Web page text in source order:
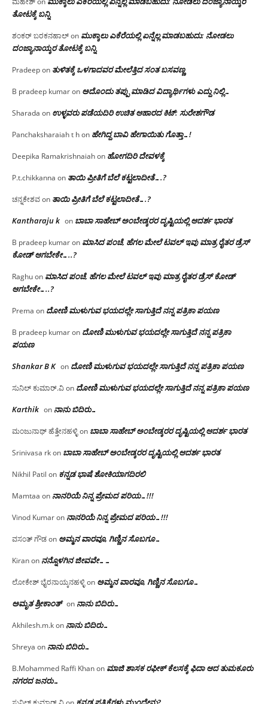
ತೋಟಕ್ಕೆ ಬನ್ನಿ
ಶಂಕರ್ ಬರಕನಹಾಲ್on ಮುಕ್ಕಾಲು ಎಕೆರೆಯಲ್ಲಿ ಏನ್ನೆಲ್ಲ‌ ಮಾಡಬಹುದು: ನೋಡಲು
ದಂಜ್ಯಾನಾಯ್ಕರ ತೋಟಕ್ಕೆ ಬನ್ನಿ
Pradeepon ತುಳಿತಕ್ಕೆ ಒಳಗಾದವರ ಮೇಲೆತ್ತಿದ ಸಂತ ಬಸವಣ್ಣ
B pradeep kumaron ಅದೊಂದು ತಪ್ಪು ಮಾಡಿದ ವಿದ್ಯಾರ್ಥಿಗಳು ಎದ್ದು ನಿಲ್ಲಿ…
Sharada on ಉಳ್ಳವರು ಪಡೆಯದಿರಿ ಉಚಿತ ಆಹಾರದ ಕಿಟ್: ಸುರೇಶಗೌಡ
Panchaksharaiah t hon ಹೇಗಿದ್ದ ಬಾವಿ ಹೇಗಾಯಿತು ಗೊತ್ತಾ…!
Deepika Ramakrishnaiahon ಹೋಗದಿರಿ ದೇವಳಕ್ಕೆ
P.t.chikkanna on ತಾಯಿ ಪ್ರೀತಿಗೆ ಬೆಲೆ ಕಟ್ಟಲಾದೀತೆ….?
ಚನ್ನಕೇಶವon ತಾಯಿ ಪ್ರೀತಿಗೆ ಬೆಲೆ ಕಟ್ಟಲಾದೀತೆ….?
Kantharaju k on ಬಾಬಾ ಸಾಹೇಬ್ ಅಂಬೇಡ್ಕರರ ದೃಷ್ಟಿಯಲ್ಲಿ ಆದರ್ಶ ಭಾರತ
B pradeep kumaron ಮಾಸಿದ ಪಂಚೆ, ಹೆಗಲ ಮೇಲೆ ಟವಲ್‌ ಇವು ಮಾತ್ರ ರೈತರ ಡ್ರೆಸ್‌
ಕೋಡ್ ಆಗಬೇಕೇ…..?‌
Raghuon ಮಾಸಿದ ಪಂಚೆ, ಹೆಗಲ ಮೇಲೆ ಟವಲ್‌ ಇವು ಮಾತ್ರ ರೈತರ ಡ್ರೆಸ್‌ ಕೋಡ್
ಆಗಬೇಕೇ…..?‌
Prema on ದೋಣಿ ಮುಳುಗುವ ಭಯದಲ್ಲೇ ಸಾಗುತ್ತಿದೆ ನನ್ನ ಪತ್ರಿಕಾ ಪಯಣ
B pradeep kumaron ದೋಣಿ ಮುಳುಗುವ ಭಯದಲ್ಲೇ ಸಾಗುತ್ತಿದೆ ನನ್ನ ಪತ್ರಿಕಾ
ಪಯಣ
Shankar B K on ದೋಣಿ ಮುಳುಗುವ ಭಯದಲ್ಲೇ ಸಾಗುತ್ತಿದೆ ನನ್ನ ಪತ್ರಿಕಾ ಪಯಣ
ಸುನಿಲ್ ಕುಮಾರ್.ವಿon ದೋಣಿ ಮುಳುಗುವ ಭಯದಲ್ಲೇ ಸಾಗುತ್ತಿದೆ ನನ್ನ ಪತ್ರಿಕಾ ಪಯಣ
Karthik on ನಾನು ಬಿದಿರು…
ಮಂಜುನಾಥ್ ಹೆತ್ತೇನಹಳ್ಳಿon ಬಾಬಾ ಸಾಹೇಬ್ ಅಂಬೇಡ್ಕರರ ದೃಷ್ಟಿಯಲ್ಲಿ ಆದರ್ಶ ಭಾರತ
Srinivasa rkon ಬಾಬಾ ಸಾಹೇಬ್ ಅಂಬೇಡ್ಕರರ ದೃಷ್ಟಿಯಲ್ಲಿ ಆದರ್ಶ ಭಾರತ
Nikhil Patil on ಕನ್ನಡ ಭಾಷೆ ಶೋಕಿಯಾಗದಿರಲಿ
Mamtaa on ನಾನರಿಯೆ ನಿನ್ನ ಪ್ರೇಮದ ಪರಿಯ…!!!
Vinod Kumaron ನಾನರಿಯೆ ನಿನ್ನ ಪ್ರೇಮದ ಪರಿಯ…!!!
ವಸಂತ್ ಗೌಡon ಅಮ್ಮನ ವಾರವೂ, ಗಿಣ್ಣಿನ ಸೊಬಗೂ…
Kiranon ನನ್ನೊಳಗಿನ ಜೀವವೇ……
ಲೋಕೇಶ್ ಭೈರನಾಯ್ಕನಹಳ್ಳಿon ಅಮ್ಮನ ವಾರವೂ, ಗಿಣ್ಣಿನ ಸೊಬಗೂ…
ಅಮೃತ ಶ್ರೀಕಾಂತ್ on ನಾನು ಬಿದಿರು…
Akhilesh.m.kon ನಾನು ಬಿದಿರು…
Shreya on ನಾನು ಬಿದಿರು…
B.Mohammed Raffi Khanon ಮಾಜಿ ಶಾಸಕ ರಫೀಕ್ ಕೆಲಸಕ್ಕೆ ಫಿದಾ ಆದ ತುಮಕೂರು
ನಗರದ ಜನರು…